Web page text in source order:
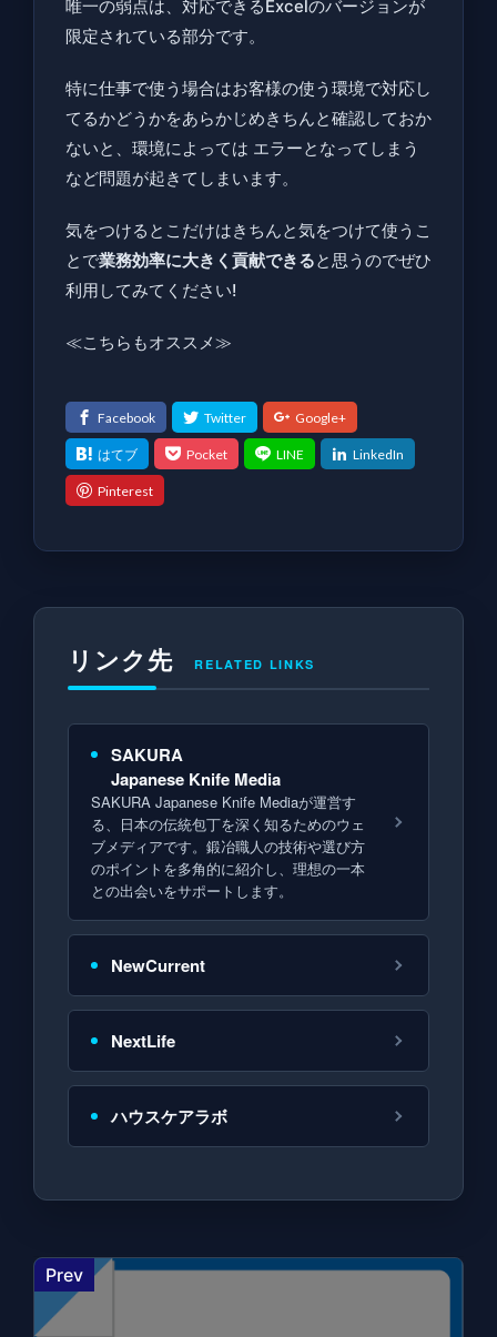
唯一の弱点は、対応できるExcelのバージョンが
限定されている部分です。
特に仕事で使う場合はお客様の使う環境で対応し
てるかどうかをあらかじめきちんと確認しておか
ないと、環境によっては エラーとなってしまう
など問題が起きてしまいます。
気をつけるとこだけはきちんと気をつけて使うこ
とで業務効率に大きく貢献できると思うのでぜひ
利用してみてください!
≪こちらもオススメ≫
リンク先 RELATED LINKS
SAKURA
Japanese Knife Media
SAKURA Japanese Knife Mediaが運営す
る、日本の伝統包丁を深く知るためのウェ
ブメディアです。鍛冶職人の技術や選び方
のポイントを多角的に紹介し、理想の一本
との出会いをサポートします。
NewCurrent
NextLife
ハウスケアラボ
Prev